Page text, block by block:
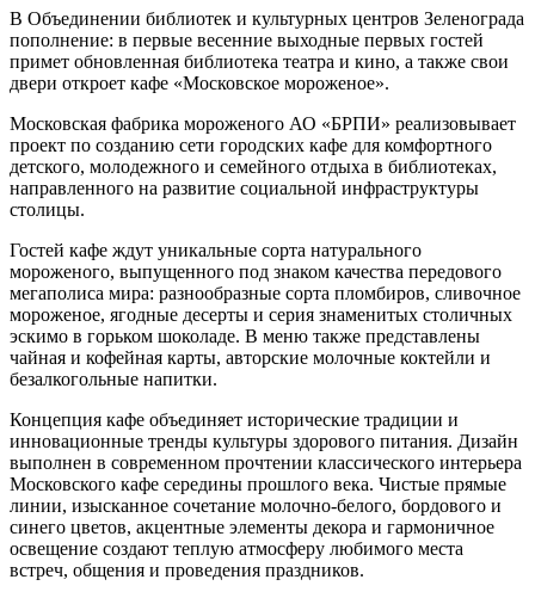
В Объединении библиотек и культурных центров Зеленограда
пополнение: в первые весенние выходные первых гостей
примет обновленная библиотека театра и кино, а также свои
двери откроет кафе «Московское мороженое».
Московская фабрика мороженого АО «БРПИ» реализовывает
проект по созданию сети городских кафе для комфортного
детского, молодежного и семейного отдыха в библиотеках,
направленного на развитие социальной инфраструктуры
столицы.
Гостей кафе ждут уникальные сорта натурального
мороженого, выпущенного под знаком качества передового
мегаполиса мира: разнообразные сорта пломбиров, сливочное
мороженое, ягодные десерты и серия знаменитых столичных
эскимо в горьком шоколаде. В меню также представлены
чайная и кофейная карты, авторские молочные коктейли и
безалкогольные напитки.
Концепция кафе объединяет исторические традиции и
инновационные тренды культуры здорового питания. Дизайн
выполнен в современном прочтении классического интерьера
Московского кафе середины прошлого века. Чистые прямые
линии, изысканное сочетание молочно-белого, бордового и
синего цветов, акцентные элементы декора и гармоничное
освещение создают теплую атмосферу любимого места
встреч, общения и проведения праздников.